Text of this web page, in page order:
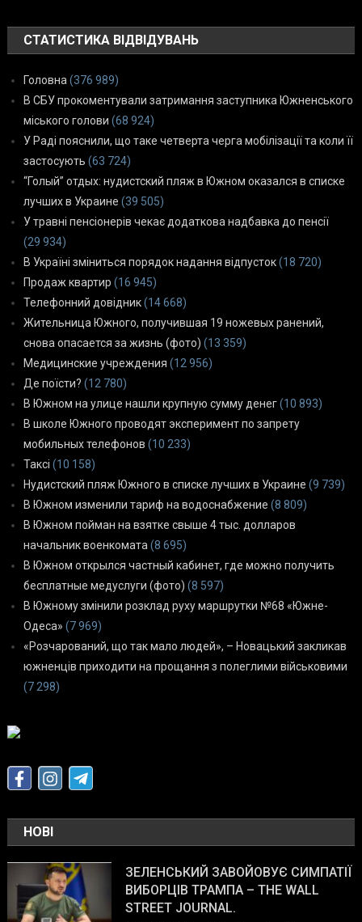
СТАТИСТИКА ВІДВІДУВАНЬ
Головна (376 989)
В СБУ прокоментували затримання заступника Южненського
міського голови (68 924)
У Раді пояснили, що таке четверта черга мобілізації та коли її
застосують (63 724)
“Голый” отдых: нудистский пляж в Южном оказался в списке
лучших в Украине (39 505)
У травні пенсіонерів чекає додаткова надбавка до пенсії
(29 934)
В Україні зміниться порядок надання відпусток(18 720)
Продаж квартир (16 945)
Телефонний довідник(14 668)
Жительница Южного, получившая 19 ножевых ранений,
снова опасается за жизнь (фото) (13 359)
Медицинские учреждения (12 956)
Де поїсти? (12 780)
В Южном на улице нашли крупную сумму денег(10 893)
В школе Южного проводят эксперимент по запрету
мобильных телефонов (10 233)
Таксі (10 158)
Нудистский пляж Южного в списке лучших в Украине (9 739)
В Южном изменили тариф на водоснабжение (8 809)
В Южном пойман на взятке свыше 4 тыс. долларов
начальник военкомата (8 695)
В Южном открылся частный кабинет, где можно получить
бесплатные медуслуги (фото) (8 597)
В Южному змінили розклад руху маршрутки №68 «Южне-
Одеса» (7 969)
«Розчарований, що так мало людей», – Новацький закликав
южненців приходити на прощання з полеглими військовими
(7 298)
НОВІ
ЗЕЛЕНСЬКИЙ ЗАВОЙОВУЄ СИМПАТІЇ
ВИБОРЦІВ ТРАМПА – THE WALL
STREET JOURNAL.